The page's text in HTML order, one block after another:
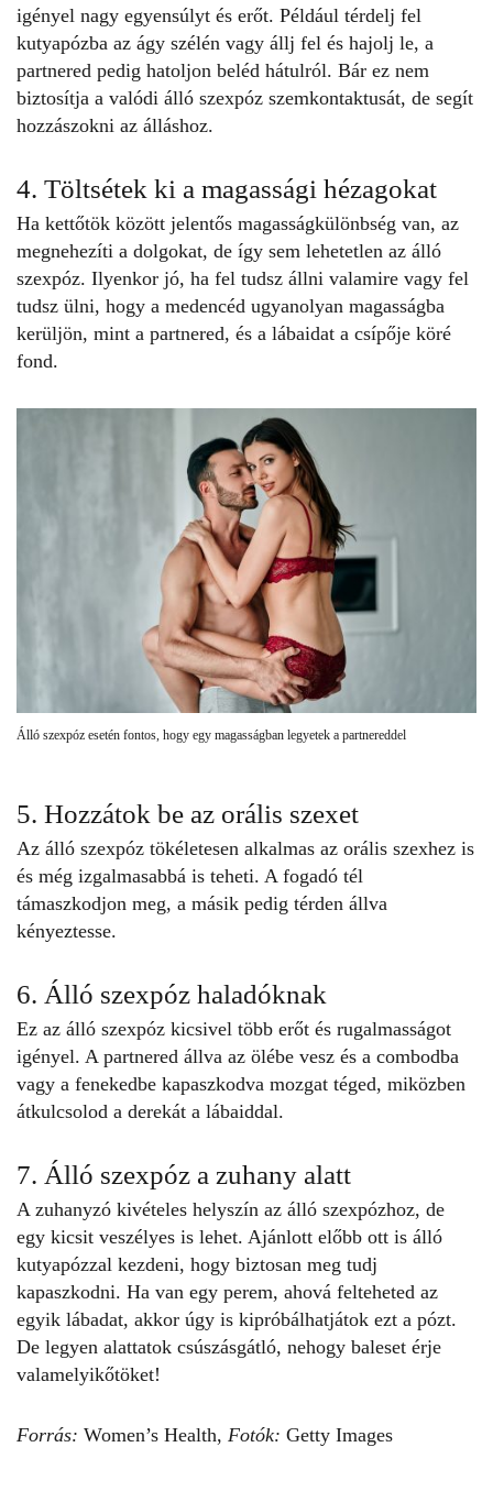
igényel nagy egyensúlyt és erőt. Például térdelj fel
kutyapózba az ágy szélén vagy állj fel és hajolj le, a
partnered pedig hatoljon beléd hátulról. Bár ez nem
biztosítja a valódi álló szexpóz szemkontaktusát, de segít
hozzászokni az álláshoz.
4. Töltsétek ki a magassági hézagokat
Ha kettőtök között jelentős magasságkülönbség van, az
megnehezíti a dolgokat, de így sem lehetetlen az álló
szexpóz. Ilyenkor jó, ha fel tudsz állni valamire vagy fel
tudsz ülni, hogy a medencéd ugyanolyan magasságba
kerüljön, mint a partnered, és a lábaidat a csípője köré
fond.
Álló szexpóz esetén fontos, hogy egy magasságban legyetek a partnereddel
5. Hozzátok be az orális szexet
Az álló szexpóz tökéletesen alkalmas az orális szexhez is
és még izgalmasabbá is teheti. A fogadó tél
támaszkodjon meg, a másik pedig térden állva
kényeztesse.
6. Álló szexpóz haladóknak
Ez az álló szexpóz kicsivel több erőt és rugalmasságot
igényel. A partnered állva az ölébe vesz és a combodba
vagy a fenekedbe kapaszkodva mozgat téged, miközben
átkulcsolod a derekát a lábaiddal.
7. Álló szexpóz a zuhany alatt
A zuhanyzó kivételes helyszín az álló szexpózhoz, de
egy kicsit veszélyes is lehet. Ajánlott előbb ott is álló
kutyapózzal kezdeni, hogy biztosan meg tudj
kapaszkodni. Ha van egy perem, ahová felteheted az
egyik lábadat, akkor úgy is kipróbálhatjátok ezt a pózt.
De legyen alattatok csúszásgátló, nehogy baleset érje
valamelyikőtöket!
Forrás: Women’s Health, Fotók: Getty Images